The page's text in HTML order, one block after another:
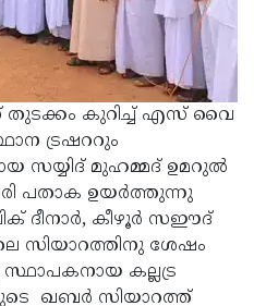
തുടക്കം കുറിച്ച് എസ് വൈ
ട്രഷററും
സയ്യിദ് മുഹമ്മദ് ഉമറുല്‍
പതാക ഉയര്‍ത്തുന്നു
ദീനാര്‍, കീഴൂര്‍ സഈദ്
സിയാറത്തിനു ശേഷം
കല്ലട്ര
ഖബര്‍ സിയാറത്ത്